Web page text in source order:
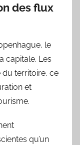
des flux
le
capitale. Les
du territoire, ce
et
qu’un